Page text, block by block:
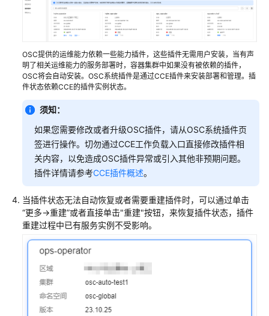
服
务
订
和
署
私
有
务
上
传
和
部
署
服
务
OSC提供的运维能力依赖一些能力插件，这些插件无需用户安装，当有声
明了相关运维能力的服务部署时，容器集群中如果没有被依赖的插件，
OSC将会自动安装。OSC系统插件是通过CCE插件来安装部署和管理。插
件状态依赖CCE的插件实例状态。
须知：
如果您需要修改或者升级OSC插件，请从OSC系统插件页
签进行操作。切勿通过CCE工作负载入口直接修改插件相
关内容，以免造成OSC插件异常或引入其他非预期问题。
插件详情请参考CCE插件概述。
当插件状态无法自动恢复或者需要重建插件时，可以通过单击
“更多->重建”或者直接单击"重建"按钮，来恢复插件状态，插件
重建过程中已有服务实例不受影响。